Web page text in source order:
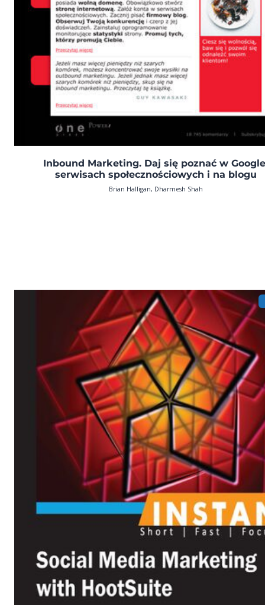
Inbound Marketing. Daj się poznać w
serwisach społecznościowych i na blogu
Brian Halligan, Dharmesh Shah